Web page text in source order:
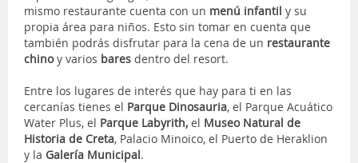
mismo restaurante cuenta con un menú infantil y su
propia área para niños. Esto sin tomar en cuenta que
también podrás disfrutar para la cena de un restaurante
chinoy varios bares dentro del resort.
Entre los lugares de interés que hay para ti en las
cercanías tienes el Parque Dinosauria, el Parque Acuático
Water Plus, el Parque Labyrith, el Museo Natural de
Historia de Creta, Palacio Minoico, el Puerto de Heraklion
y la Galería Municipal.